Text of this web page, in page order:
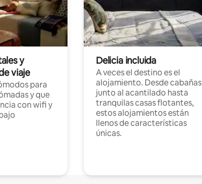
y
viaje
para
y que
con wifi y
Delicia incluida
A veces el destino es el
alojamiento. Desde cabañas
junto al acantilado hasta
tranquilas casas flotantes,
estos alojamientos están
llenos de características
únicas.